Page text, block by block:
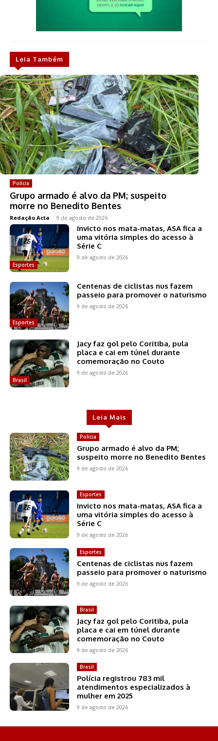
Leia Também
Polícia
Grupo armado é alvo da PM; suspeito
morre no Benedito Bentes
Redação Acta - 9 de agosto de 2026
Esportes
Invicto nos mata-matas, ASA fica a
uma vitória simples do acesso à
Série C
9 de agosto de 2026
Esportes
Centenas de ciclistas nus fazem
passeio para promover o naturismo
9 de agosto de 2026
Brasil
Jacy faz gol pelo Coritiba, pula
placa e cai em túnel durante
comemoração no Couto
9 de agosto de 2026
Leia Mais
Polícia
Grupo armado é alvo da PM;
suspeito morre no Benedito Bentes
9 de agosto de 2026
Esportes
Invicto nos mata-matas, ASA fica a
uma vitória simples do acesso à
Série C
9 de agosto de 2026
Esportes
Centenas de ciclistas nus fazem
passeio para promover o naturismo
9 de agosto de 2026
Brasil
Jacy faz gol pelo Coritiba, pula
placa e cai em túnel durante
comemoração no Couto
9 de agosto de 2026
Brasil
Polícia registrou 783 mil
atendimentos especializados à
mulher em 2025
9 de agosto de 2026